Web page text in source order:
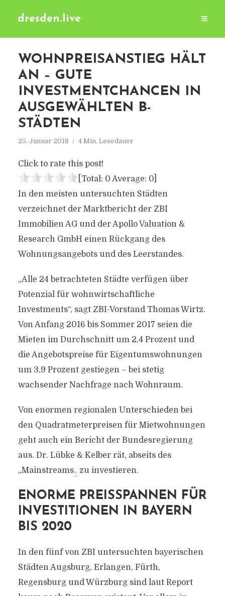
dresden.live
WOHNPREISANSTIEG HÄLT
AN – GUTE
INVESTMENTCHANCEN IN
AUSGEWÄHLTEN B-
STÄDTEN
25. Januar 2018 4 Min. Lesedauer
Click to rate this post!
[Total: 0 Average: 0]
In den meisten untersuchten Städten
verzeichnet der Marktbericht der ZBI
Immobilien AG und der Apollo Valuation &
Research GmbH einen Rückgang des
Wohnungsangebots und des Leerstandes.
„Alle 24 betrachteten Städte verfügen über
Potenzial für wohnwirtschaftliche
Investments“, sagt ZBI-Vorstand Thomas Wirtz.
Von Anfang 2016 bis Sommer 2017 seien die
Mieten im Durchschnitt um 2,4 Prozent und
die Angebotspreise für Eigentumswohnungen
um 3,9 Prozent gestiegen – bei stetig
wachsender Nachfrage nach Wohnraum.
Von enormen regionalen Unterschieden bei
den Quadratmeterpreisen für Mietwohnungen
geht auch ein Bericht der Bundesregierung
aus. Dr. Lübke & Kelber rät, abseits des
„Mainstreams„ zu investieren.
ENORME PREISSPANNEN FÜR
INVESTITIONEN IN BAYERN
BIS 2020
In den fünf von ZBI untersuchten bayerischen
Städten Augsburg, Erlangen, Fürth,
Regensburg und Würzburg sind laut Report